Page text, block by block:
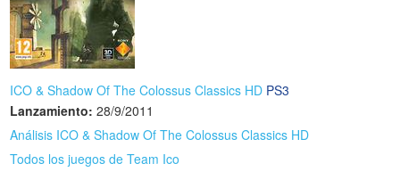
ICO & Shadow Of The Colossus Classics HD PS3
Lanzamiento: 28/9/2011
Análisis ICO & Shadow Of The Colossus Classics HD
Todos los juegos de Team Ico